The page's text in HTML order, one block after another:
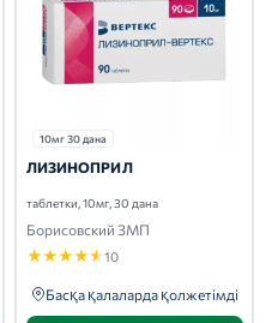
10мг 30 дана
ЛИЗИНОПРИЛ
таблетки, 10мг, 30 дана
Борисовский ЗМП
★★★★★10
Басқа қалаларда қолжетімді